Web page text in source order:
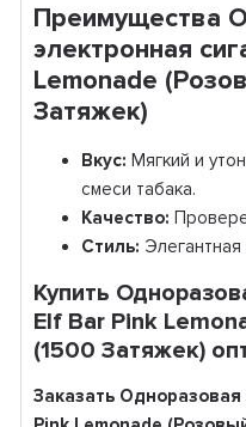
Преимущества
электронная
Lemonade
Затяжек)
Вкус: Мягкий и
смеси табака.
Качество:
Стиль:
Купить
Elf Bar Pink
(1500 Затяжек)
Заказать Одноразовая